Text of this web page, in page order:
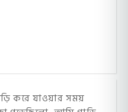
করে যাওয়ার সময়